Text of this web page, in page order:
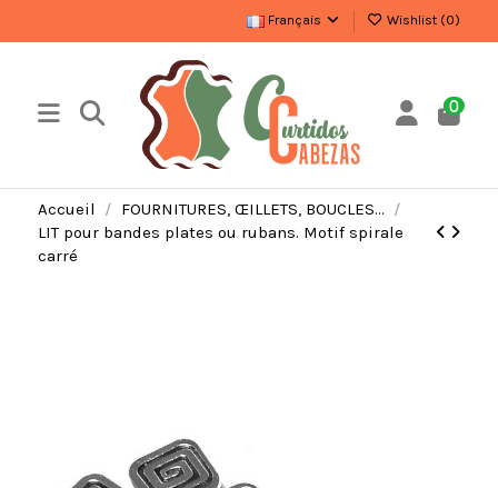
Français Wishlist (0)
0
Accueil
FOURNITURES, ŒILLETS, BOUCLES…
LIT pour bandes plates ou rubans. Motif spirale
carré